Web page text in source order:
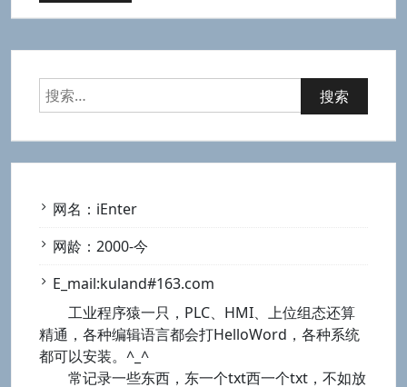
搜
索：
网名：iEnter
网龄：2000-今
E_mail:kuland#163.com
工业程序猿一只，PLC、HMI、上位组态还算
精通，各种编辑语言都会打HelloWord，各种系统
都可以安装。^_^
常记录一些东西，东一个txt西一个txt，不如放